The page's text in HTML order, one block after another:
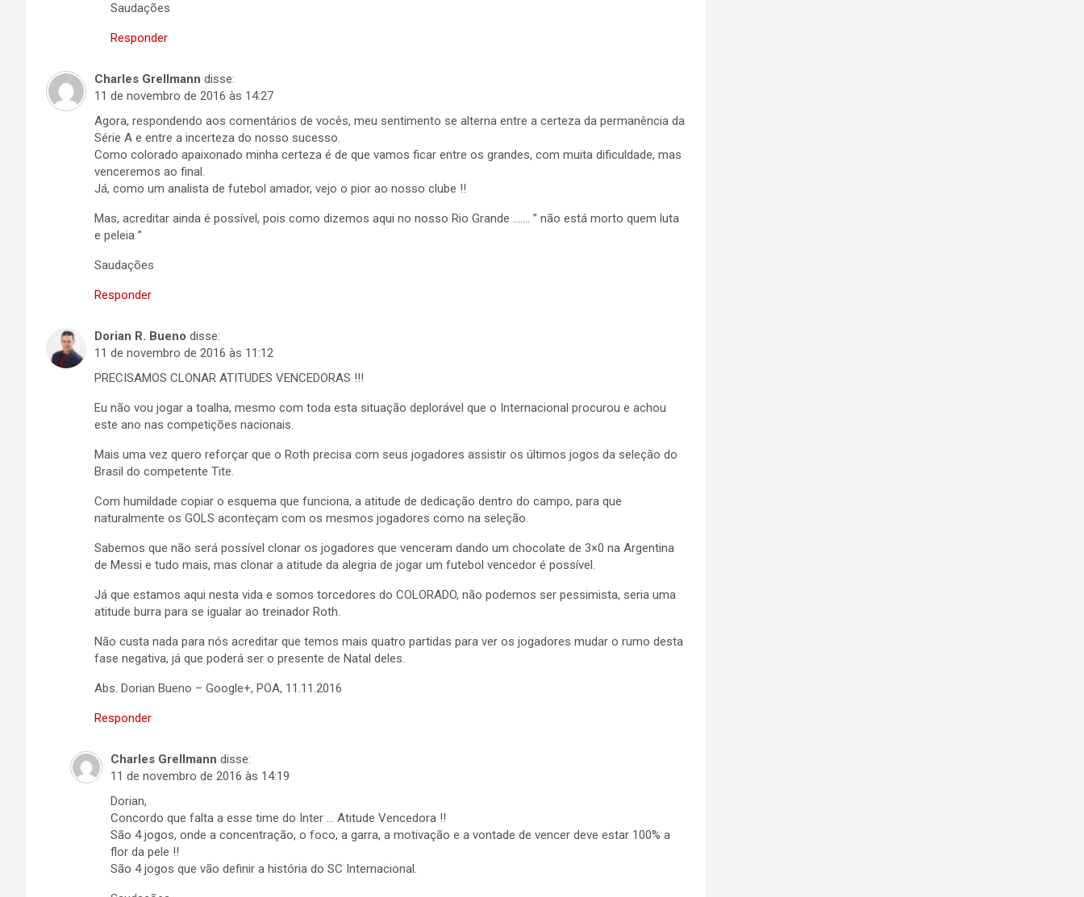
Saudações
Responder
Charles Grellmann disse:
11 de novembro de 2016 às 14:27
Agora, respondendo aos comentários de vocês, meu sentimento se alterna entre a certeza da permanência da
Série A e entre a incerteza do nosso sucesso.
Como colorado apaixonado minha certeza é de que vamos ficar entre os grandes, com muita dificuldade, mas
venceremos ao final.
Já, como um analista de futebol amador, vejo o pior ao nosso clube !!
Mas, acreditar ainda é possível, pois como dizemos aqui no nosso Rio Grande ……. ” não está morto quem luta
e peleia ”
Saudações
Responder
Dorian R. Bueno disse:
11 de novembro de 2016 às 11:12
PRECISAMOS CLONAR ATITUDES VENCEDORAS !!!
Eu não vou jogar a toalha, mesmo com toda esta situação deplorável que o Internacional procurou e achou
este ano nas competições nacionais.
Mais uma vez quero reforçar que o Roth precisa com seus jogadores assistir os últimos jogos da seleção do
Brasil do competente Tite.
Com humildade copiar o esquema que funciona, a atitude de dedicação dentro do campo, para que
naturalmente os GOLS aconteçam com os mesmos jogadores como na seleção.
Sabemos que não será possível clonar os jogadores que venceram dando um chocolate de 3×0 na Argentina
de Messi e tudo mais, mas clonar a atitude da alegria de jogar um futebol vencedor é possível.
Já que estamos aqui nesta vida e somos torcedores do COLORADO, não podemos ser pessimista, seria uma
atitude burra para se igualar ao treinador Roth.
Não custa nada para nós acreditar que temos mais quatro partidas para ver os jogadores mudar o rumo desta
fase negativa, já que poderá ser o presente de Natal deles.
Abs. Dorian Bueno – Google+, POA, 11.11.2016
Responder
Charles Grellmann disse:
11 de novembro de 2016 às 14:19
Dorian,
Concordo que falta a esse time do Inter … Atitude Vencedora !!
São 4 jogos, onde a concentração, o foco, a garra, a motivação e a vontade de vencer deve estar 100% a
flor da pele !!
São 4 jogos que vão definir a história do SC Internacional.